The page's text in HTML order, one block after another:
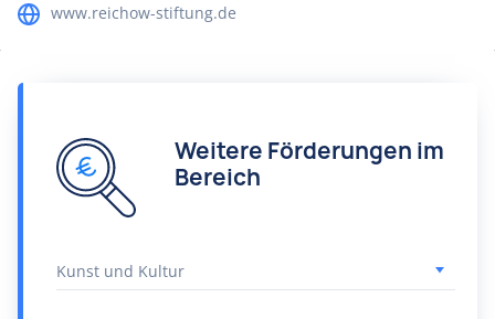
www.reichow-stiftung.de
Weitere Förderungen im
Bereich